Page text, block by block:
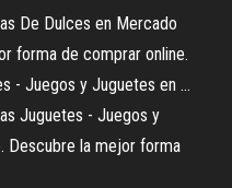
De Dulces en Mercado
forma de comprar online.
- Juegos y Juguetes en ...
Juguetes - Juegos y
Descubre la mejor forma